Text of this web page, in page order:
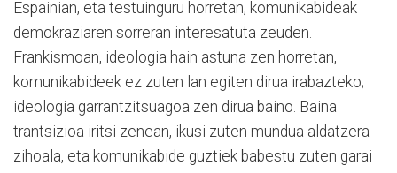
Espainian, eta testuinguru horretan, komunikabideak
demokraziaren sorreran interesatuta zeuden.
Frankismoan, ideologia hain astuna zen horretan,
komunikabideek ez zuten lan egiten dirua irabazteko;
ideologia garrantzitsuagoa zen dirua baino. Baina
trantsizioa iritsi zenean, ikusi zuten mundua aldatzera
zihoala, eta komunikabide guztiek babestu zuten garai